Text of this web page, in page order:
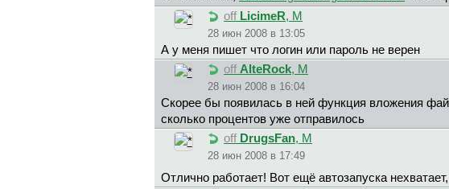
off LicimeR, М
28 июн 2008 в 13:05
А у меня пишет что логин или пароль не верен
off AlteRock, М
28 июн 2008 в 16:04
Скорее бы появилась в ней функция вложения
сколько процентов уже отправилось
off DrugsFan, М
28 июн 2008 в 17:49
Отлично работает! Вот ещё автозапуска